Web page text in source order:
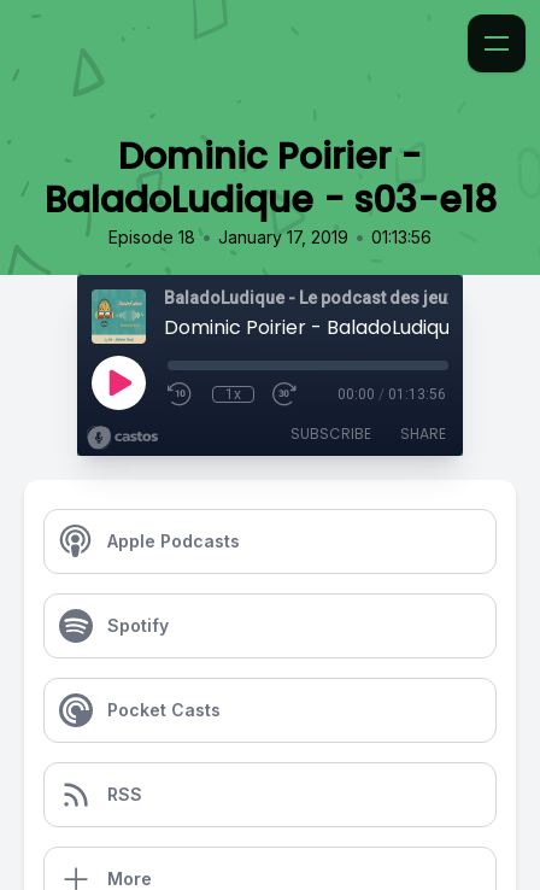
Dominic Poirier -
BaladoLudique - s03-e18
Episode 18 • January 17, 2019 • 01:13:56
Dominic Poirier - BaladoLudique - s03-
1x 00:00 / 01:13:56
SUBSCRIBE SHARE
Apple Podcasts
Spotify
Pocket Casts
RSS
More